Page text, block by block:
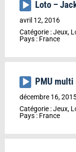
Lecteur
audio
Loto –
avril 12, 2016
Catégorie :Jeux,
Pays : France
Lecteur
audio
PMU
décembre 16,
Catégorie :Jeux,
Pays : France